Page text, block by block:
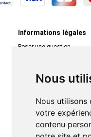
Nous
Nous utilisons
votre
contenu
Informations légales
Poser une question
Mes préférences Cookies
Véronique Vos